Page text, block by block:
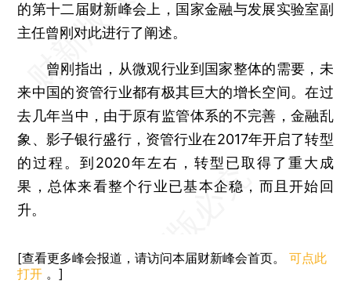
的第十二届财新峰会上，国家金融与发展实验室副
主任曾刚对此进行了阐述。
曾刚指出，从微观行业到国家整体的需要，未
来中国的资管行业都有极其巨大的增长空间。在过
去几年当中，由于原有监管体系的不完善，金融乱
象、影子银行盛行，资管行业在2017年开启了转型
的过程。到2020年左右，转型已取得了重大成
果，总体来看整个行业已基本企稳，而且开始回
升。
[查看更多峰会报道，请访问本届财新峰会首页。可点此
打开 。]